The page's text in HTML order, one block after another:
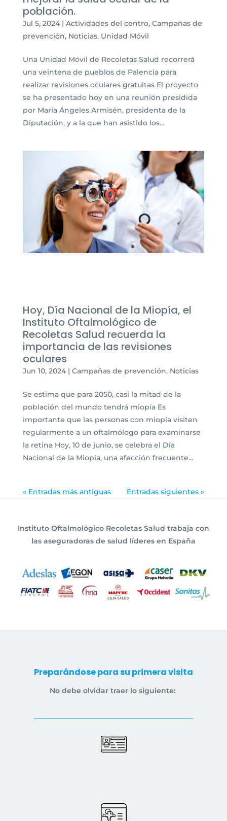
población.
Jul 5, 2024| Actividades del centro, Campañas de
prevención, Noticias, Unidad Móvil
Una Unidad Móvil de Recoletas Salud recorrerá
una veintena de pueblos de Palencia para
realizar revisiones oculares gratuitas El proyecto
se ha presentado hoy en una reunión presidida
por María Ángeles Armisén, presidenta de la
Diputación, y a la que han asistido los...
Hoy, Día Nacional de la Miopía, el
Instituto Oftalmológico de
Recoletas Salud recuerda la
importancia de las revisiones
oculares
Jun 10, 2024| Campañas de prevención, Noticias
Se estima que para 2050, casi la mitad de la
población del mundo tendrá miopía Es
importante que las personas con miopía visiten
regularmente a un oftalmólogo para examinarse
la retina Hoy, 10 de junio, se celebra el Día
Nacional de la Miopía, una afección frecuente...
« Entradas más antiguas Entradas siguientes »
Instituto Oftalmológico Recoletas Salud trabaja con
las aseguradoras de salud líderes en España
Preparándose para su primera visita
No debe olvidar traer lo siguiente: